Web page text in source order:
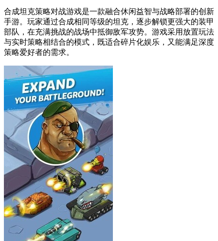
合成坦克策略对战游戏是一款融合休闲益智与战略部署的创新
手游。玩家通过合成相同等级的坦克，逐步解锁更强大的装甲
部队，在充满挑战的战场中抵御敌军攻势。游戏采用放置玩法
与实时策略相结合的模式，既适合碎片化娱乐，又能满足深度
策略爱好者的需求。